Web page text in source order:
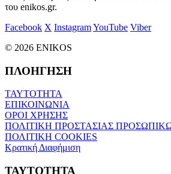
του enikos.gr.
Facebook X InstagramYouTube Viber
© 2026 ENIKOS
ΠΛΟΗΓΗΣΗ
ΤΑΥΤΟΤΗΤΑ
ΕΠΙΚΟΙΝΩΝΙΑ
ΟΡΟΙ ΧΡΗΣΗΣ
ΠΟΛΙΤΙΚΗ ΠΡΟΣΤΑΣΙΑΣ
ΠΟΛΙΤΙΚΗ COOKIES
Κρατική Διαφήμιση
ΤΑΥΤΟΤΗΤΑ